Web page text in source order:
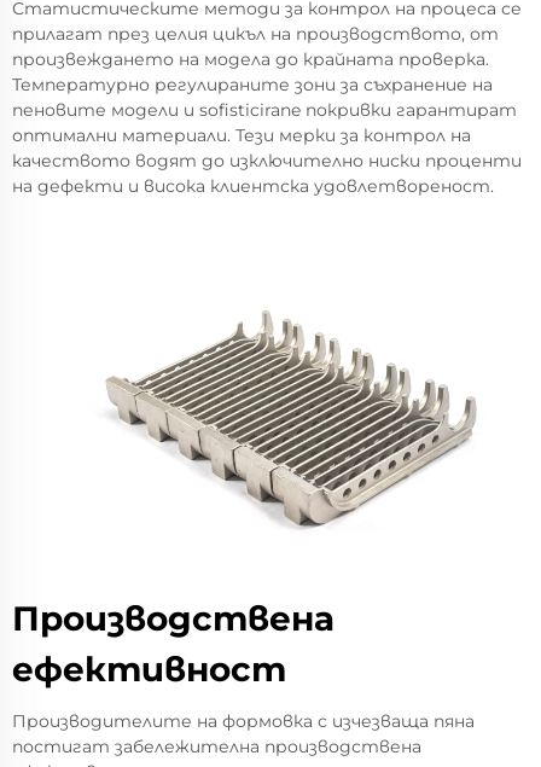
Статистическите методи за контрол на процеса се
прилагат през целия цикъл на производството, от
произвеждането на модела до крайната проверка.
Температурно регулираните зони за съхранение на
пеновите модели и sofisticirane покривки гарантират
оптимални материали. Тези мерки за контрол на
качеството водят до изключително ниски проценти
на дефекти и висока клиентска удовлетвореност.
Производствена
ефективност
Производителите на формовка с изчезваща пяна
постигат забележителна производствена